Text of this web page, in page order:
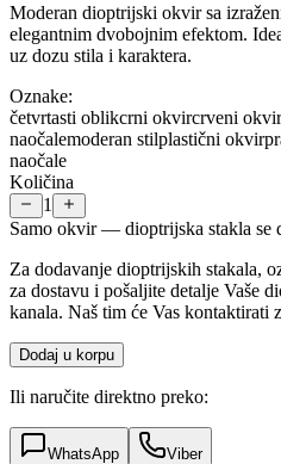
Moderan dioptrijski okvir sa
elegantnim dvobojnim efektom.
uz dozu stila i karaktera.
Oznake:
četvrtasti oblikcrni okvircrveni okvir
naočalemoderan stilplastični okvir
naočale
Količina
1
Samo okvir — dioptrijska stakla se
Za dodavanje dioptrijskih stakala,
za dostavu i pošaljite detalje Vaše
kanala. Naš tim će Vas kontaktirati
Dodaj u korpu
Ili naručite direktno preko:
WhatsApp Viber